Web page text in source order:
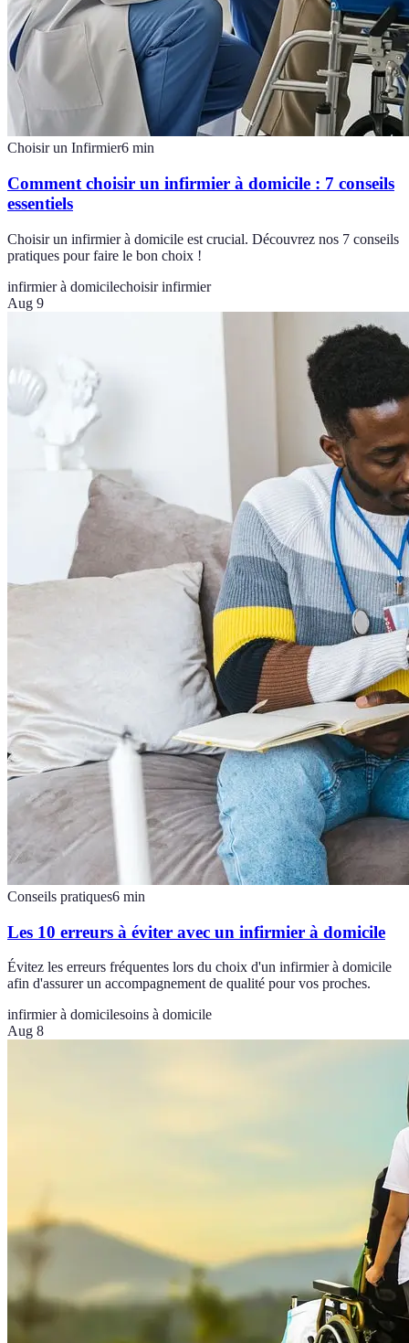
Choisir un Infirmier6 min
Comment choisir un infirmier à domicile : 7 conseils
essentiels
Choisir un infirmier à domicile est crucial. Découvrez nos 7 conseils
pratiques pour faire le bon choix !
infirmier à domicilechoisir infirmier
Aug 9
Conseils pratiques6 min
Les 10 erreurs à éviter avec un infirmier à domicile
Évitez les erreurs fréquentes lors du choix d'un infirmier à domicile
afin d'assurer un accompagnement de qualité pour vos proches.
infirmier à domicilesoins à domicile
Aug 8